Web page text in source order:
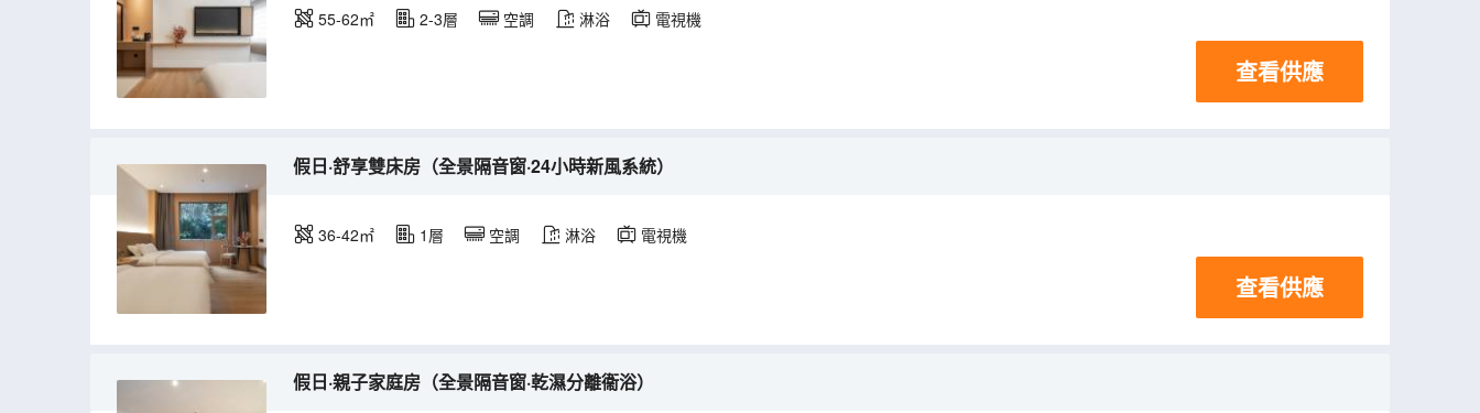
55-62㎡ 2-3層 空調 淋浴 電視機
查看供應
假日·舒享雙床房（全景隔音窗·24小時新風系統）
36-42㎡ 1層 空調 淋浴 電視機
查看供應
假日·親子家庭房（全景隔音窗·乾濕分離衞浴）